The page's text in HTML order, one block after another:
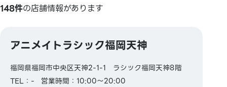
148件の店舗情報があります
アニメイトラシック福岡天神
福岡県福岡市中央区天神2-1-1 ラシック福岡天神8階
TEL：-
営業時間：10:00～20:00